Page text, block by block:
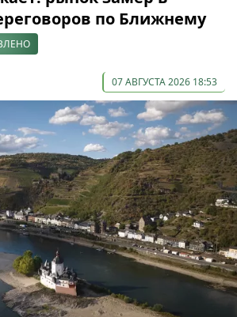
по Ближнему
07 АВГУСТА 2026 18:53